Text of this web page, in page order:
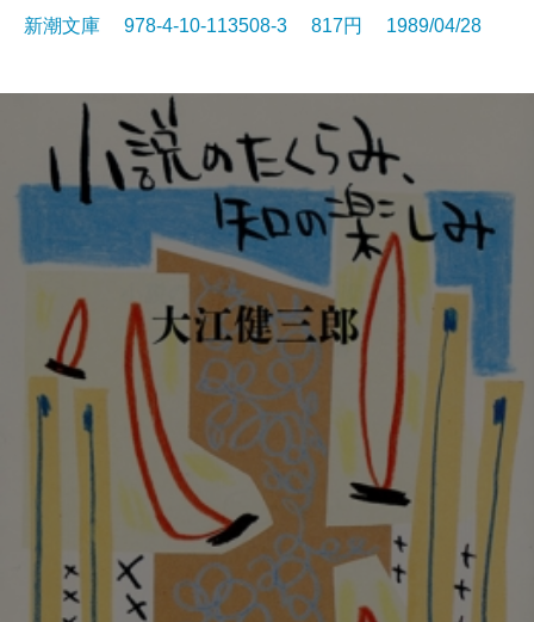
新潮文庫 978-4-10-113508-3 817円 1989/04/28